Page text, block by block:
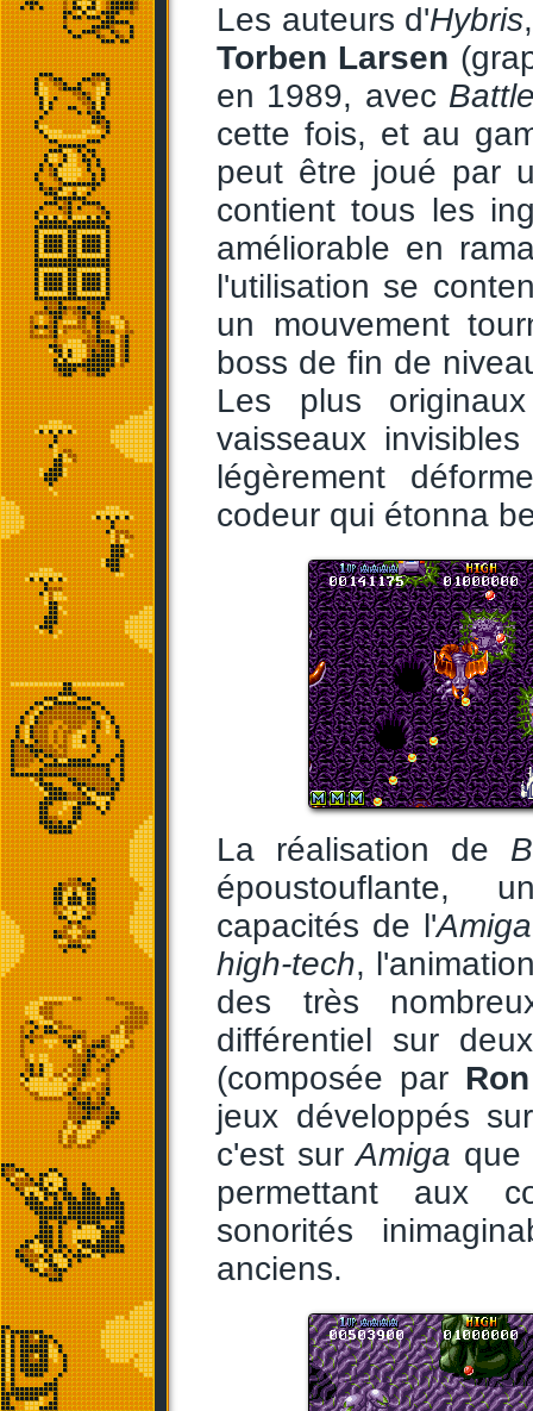
Les auteurs d'Hybris
Torben Larsen
en 1989, avec
cette fois, et au
peut être joué par
contient tous les
améliorable en
l'utilisation se
un mouvement
boss de fin de
Les plus
vaisseaux
légèrement
codeur qui étonna
La réalisation de
époustouflante,
capacités de l'Amiga
high-tech,
des très
différentiel sur
(composée par
jeux développés
c'est surAmiga que
permettant aux
sonorités
anciens.